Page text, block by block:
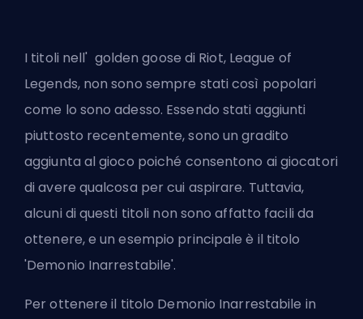
I titoli nell' golden goose di Riot, League of
Legends, non sono sempre stati così popolari
come lo sono adesso. Essendo stati aggiunti
piuttosto recentemente, sono un gradito
aggiunta al gioco poiché consentono ai giocatori
di avere qualcosa per cui aspirare. Tuttavia,
alcuni di questi titoli non sono affatto facili da
ottenere, e un esempio principale è il titolo
'Demonio Inarrestabile'.
Per ottenere il titolo Demonio Inarrestabile in